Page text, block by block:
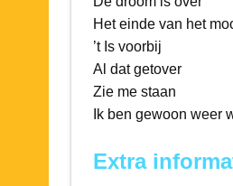
Het einde van het
’t Is voorbij
Al dat getover
Zie me staan
Ik ben gewoon weer
Extra